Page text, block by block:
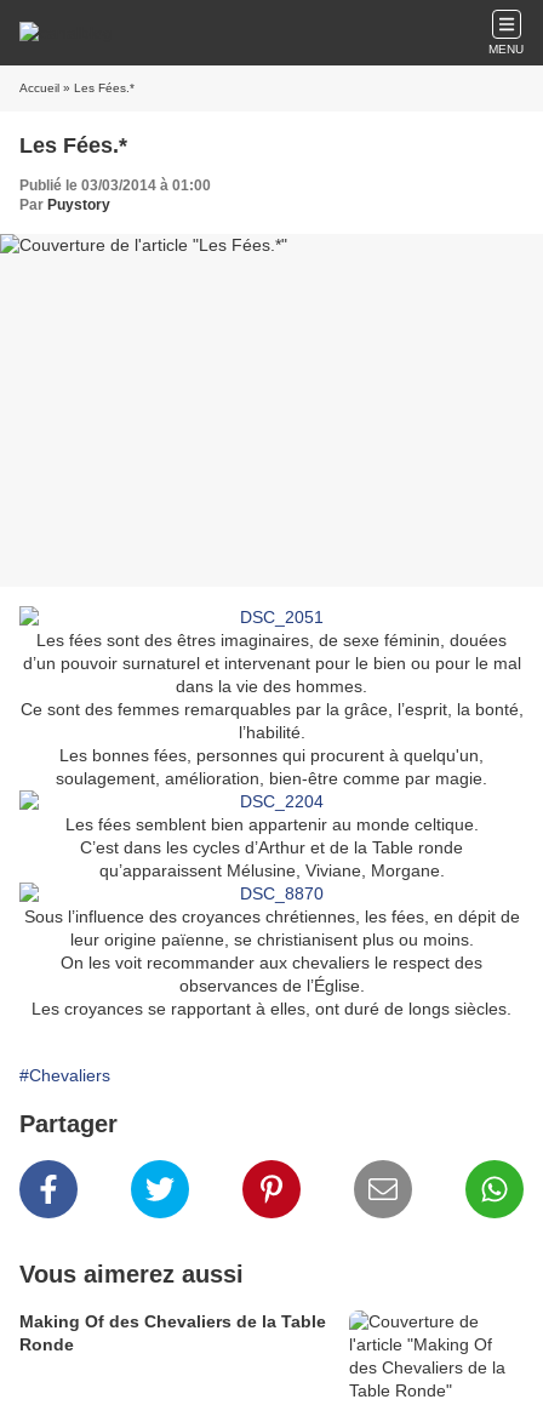
MENU
Accueil » Les Fées.*
Les Fées.*
Publié le 03/03/2014 à 01:00
Par Puystory
Les fées sont des êtres imaginaires, de sexe féminin, douées
d’un pouvoir surnaturel et intervenant pour le bien ou pour le mal
dans la vie des hommes.
Ce sont des femmes remarquables par la grâce, l’esprit, la bonté,
l’habilité.
Les bonnes fées, personnes qui procurent à quelqu'un,
soulagement, amélioration, bien-être comme par magie.
Les fées semblent bien appartenir au monde celtique.
C’est dans les cycles d’Arthur et de la Table ronde
qu’apparaissent Mélusine, Viviane, Morgane.
Sous l’influence des croyances chrétiennes, les fées, en dépit de
leur origine païenne, se christianisent plus ou moins.
On les voit recommander aux chevaliers le respect des
observances de l’Église.
Les croyances se rapportant à elles, ont duré de longs siècles.
#Chevaliers
Partager
Vous aimerez aussi
Making Of des Chevaliers de la Table
Ronde